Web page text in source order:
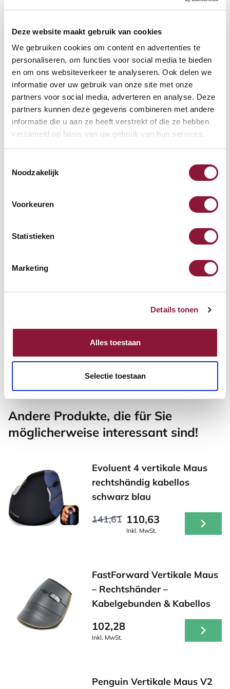
Deze website maakt gebruik van cookies
We gebruiken cookies om content en advertenties te
personaliseren, om functies voor social media te bieden
en om ons websiteverkeer te analyseren. Ook delen we
informatie over uw gebruik van onze site met onze
partners voor social media, adverteren en analyse. Deze
partners kunnen deze gegevens combineren met andere
informatie die u aan ze heeft verstrekt of die ze hebben
verzameld op basis van uw gebruik van hun services.
Noodzakelijk
Voorkeuren
Statistieken
Marketing
Details tonen
Alles toestaan
Selectie toestaan
Häufig zusammen gekauft mit
UltraBoard 950 kabellose
Mini-Tastatur bluetooth US
silber
82,88
Inkl. MwSt.
Ergo-Q 160 Laptopständer
Bürostuhl - Schwarzer
Rahmen
Inkl. MwSt.
Andere Produkte, die für Sie
möglicherweise interessant sind!
Evoluent 4 vertikale Maus
rechtshändig kabellos
schwarz blau
141,61 110,63
Inkl. MwSt.
FastForward Vertikale Maus
– Rechtshänder –
Kabelgebunden & Kabellos
102,28
Inkl. MwSt.
Penguin Vertikale Maus V2